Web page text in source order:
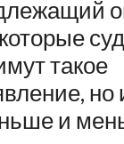
такое
но
и